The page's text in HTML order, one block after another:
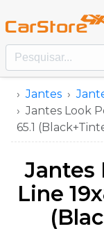
Jantes
Jantes Look
65.1
Jantes
Line